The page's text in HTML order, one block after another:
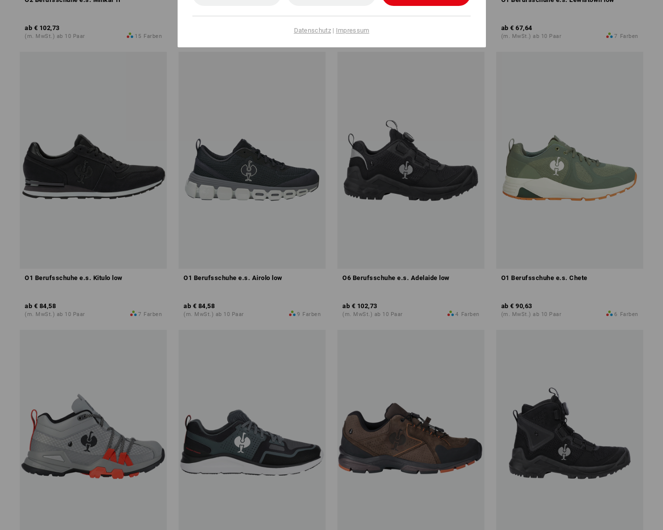
ab € 102,73
(m. MwSt.) ab 10 Paar 15 Farben
ab € 67,64
(m. MwSt.) ab 10 Paar
ab € 67,64
(m. MwSt.) ab 10 Paar 7 Farben
O1 Berufsschuhe e.s. Kitulo low
ab € 84,58
(m. MwSt.) ab 10 Paar 7 Farben
O1 Berufsschuhe e.s. Airolo low
ab € 84,58
(m. MwSt.) ab 10 Paar 9 Farben
O6 Berufsschuhe e.s. Adelaide low
ab € 102,73
(m. MwSt.) ab 10 Paar 4 Farben
O1 Berufsschuhe e.s. Chete
ab € 90,63
(m. MwSt.) ab 10 Paar 6 Farben
Datenschutz| Impressum